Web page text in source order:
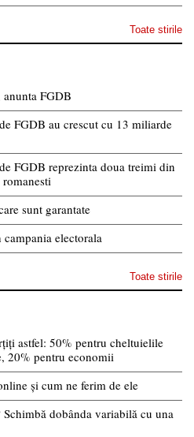
Toate stirile
FGDB
FGDB au crescut cu 13 miliarde
FGDB reprezinta doua treimi din
sunt garantate
electorala
Toate stirile
astfel: 50% pentru cheltuielile
20% pentru economii
și cum ne ferim de ele
dobânda variabilă cu una